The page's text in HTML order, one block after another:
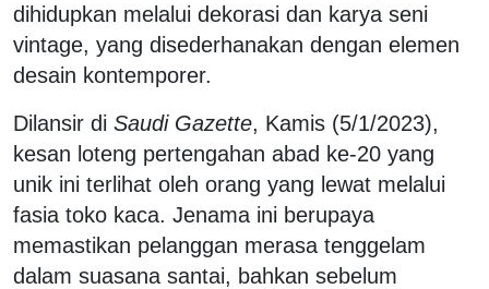
dihidupkan melalui dekorasi dan karya seni
vintage, yang disederhanakan dengan elemen
desain kontemporer.
Dilansir di Saudi Gazette, Kamis (5/1/2023),
kesan loteng pertengahan abad ke-20 yang
unik ini terlihat oleh orang yang lewat melalui
fasia toko kaca. Jenama ini berupaya
memastikan pelanggan merasa tenggelam
dalam suasana santai, bahkan sebelum